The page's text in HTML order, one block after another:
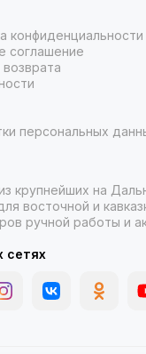
конфиденциальности
соглашение
персональных
крупнейших на
восточной и
ручной работы и
сетях